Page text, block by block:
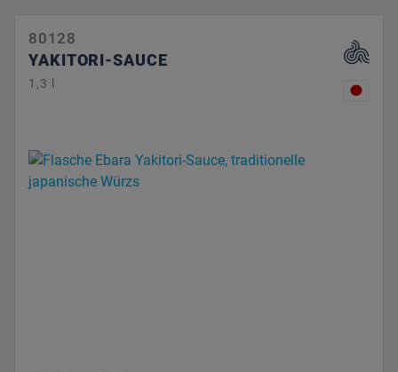
80128
YAKITORI-SAUCE
1,3 l